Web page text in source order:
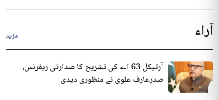
آراء مزید
آرٹیکل 63 اے کی تشریح کا صدارتی ریفرنس،
صدرعارف علوی نے منظوری دیدی